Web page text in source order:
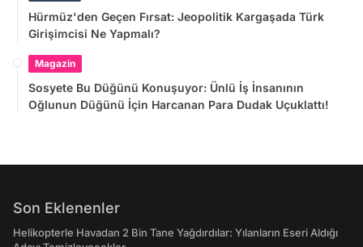
Hürmüz'den Geçen Fırsat: Jeopolitik Kargaşada Türk
Girişimcisi Ne Yapmalı?
Magazin
Sosyete Bu Düğünü Konuşuyor: Ünlü İş İnsanının
Oğlunun Düğünü İçin Harcanan Para Dudak Uçuklattı!
Son Eklenenler
Helikopterle Havadan 2 Bin Tane Yağdırdılar: Yılanların Eseri Aldığı